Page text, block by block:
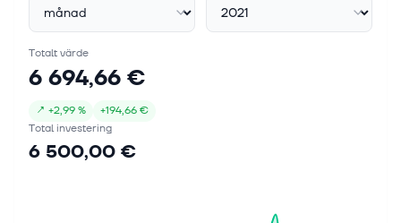
Totalt värde
6 694,66 €
↗ +2,99 % +194,66 €
Total investering
6 500,00 €